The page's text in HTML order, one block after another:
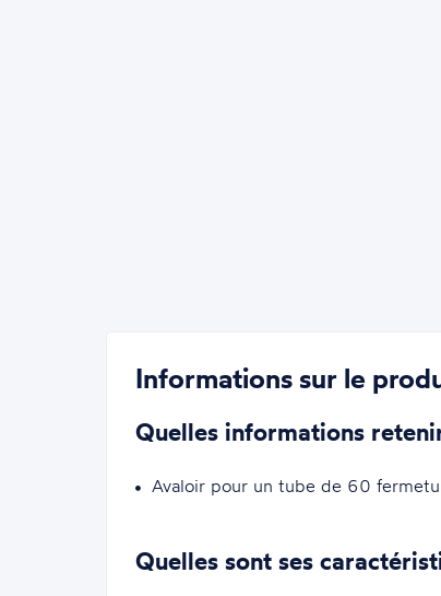
Informations sur le
Quelles informations
Avaloir pour un tube de 60
Quelles sont ses